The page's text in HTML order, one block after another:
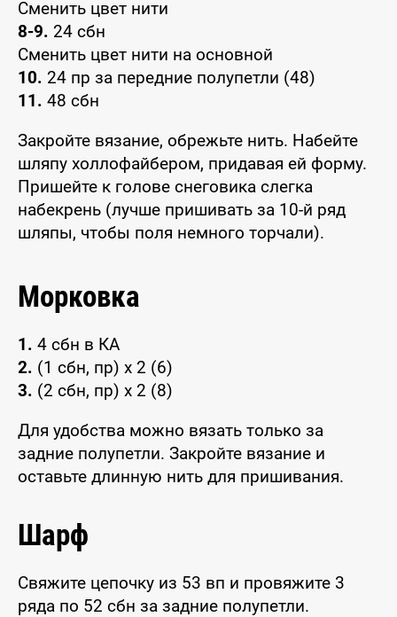
Сменить цвет нити
8-9. 24 сбн
Сменить цвет нити на основной
10. 24 пр за передние полупетли (48)
11. 48 сбн
Закройте вязание, обрежьте нить. Набейте
шляпу холлофайбером, придавая ей форму.
Пришейте к голове снеговика слегка
набекрень (лучше пришивать за 10-й ряд
шляпы, чтобы поля немного торчали).
Морковка
1. 4 сбн в КА
2. (1 сбн, пр) x 2 (6)
3. (2 сбн, пр) x 2 (8)
Для удобства можно вязать только за
задние полупетли. Закройте вязание и
оставьте длинную нить для пришивания.
Шарф
Свяжите цепочку из 53 вп и провяжите 3
ряда по 52 сбн за задние полупетли.